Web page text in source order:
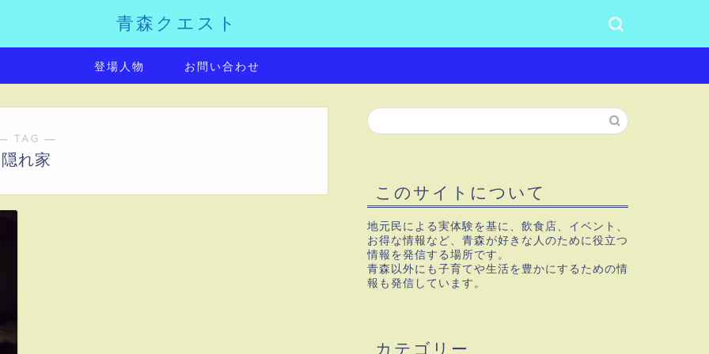
青森クエスト
登場人物 お問い合わせ
TAG ―
隠れ家
このサイトについて
地元民による実体験を基に、飲食店、イベント、
お得な情報など、青森が好きな人のために役立つ
情報を発信する場所です。
青森以外にも子育てや生活を豊かにするための情
報も発信しています。
カテゴリー